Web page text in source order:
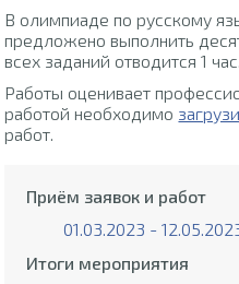
В олимпиаде по русскому
предложено выполнить
всех заданий отводится 1 час.
Работы оценивает
работой необходимо
работ.
Приём заявок и работ
01.03.2023 -
Итоги мероприятия